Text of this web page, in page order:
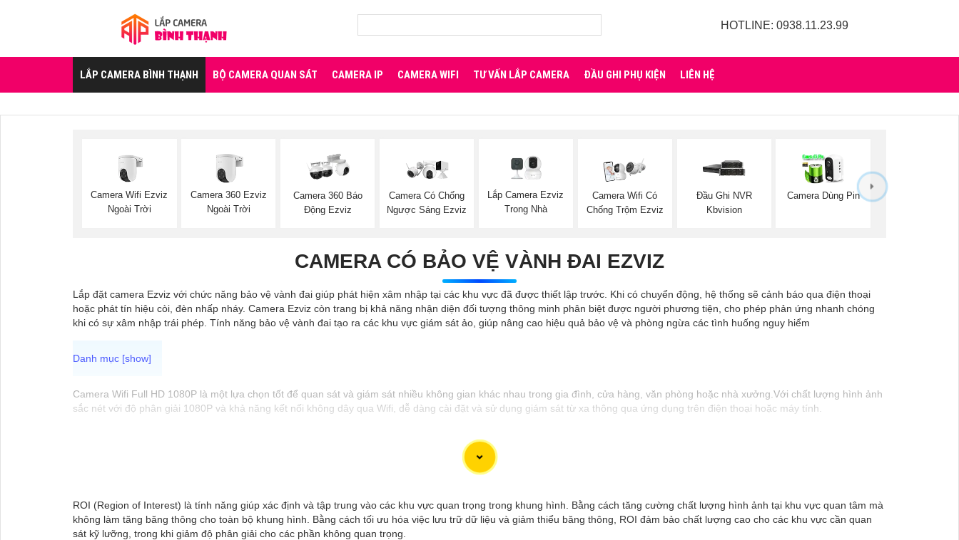
HOTLINE: 0938.11.23.99
LẮP CAMERA BÌNH THẠNH BỘ CAMERA QUAN SÁT CAMERA IP CAMERA WIFI TƯ VẤN LẮP CAMERA ĐẦU GHI PHỤ KIỆN LIÊN HỆ
Camera Wifi Ezviz
Ngoài Trời
Camera 360 Ezviz
Ngoài Trời
Camera 360 Báo
Động Ezviz
Camera Có Chống
Ngược Sáng Ezviz
Lắp Camera Ezviz
Trong Nhà
Camera Wifi Có
Chống Trộm Ezviz
Đầu Ghi NVR
Kbvision
Camera Dùng Pin
CAMERA CÓ BẢO VỆ VÀNH ĐAI EZVIZ
Lắp đặt camera Ezviz với chức năng bảo vệ vành đai giúp phát hiện xâm nhập tại các khu vực đã được thiết lập trước. Khi có chuyển động, hệ thống sẽ cảnh báo qua điện thoại
hoặc phát tín hiệu còi, đèn nhấp nháy. Camera Ezviz còn trang bị khả năng nhận diện đối tượng thông minh phân biệt được người phương tiện, cho phép phản ứng nhanh chóng
khi có sự xâm nhập trái phép. Tính năng bảo vệ vành đai tạo ra các khu vực giám sát ảo, giúp nâng cao hiệu quả bảo vệ và phòng ngừa các tình huống nguy hiểm
Camera Wifi Full HD 1080P là một lựa chọn tốt để quan sát và giám sát nhiều không gian khác nhau trong gia đình, cửa hàng, văn phòng hoặc nhà xưởng.Với chất lượng hình ảnh
sắc nét với độ phân giải 1080P và khả năng kết nối không dây qua Wifi, dễ dàng cài đặt và sử dụng giám sát từ xa thông qua ứng dụng trên điện thoại hoặc máy tính.
ROI (Region of Interest) là tính năng giúp xác định và tập trung vào các khu vực quan trọng trong khung hình. Bằng cách tăng cường chất lượng hình ảnh tại khu vực quan tâm mà
không làm tăng băng thông cho toàn bộ khung hình. Bằng cách tối ưu hóa việc lưu trữ dữ liệu và giảm thiểu băng thông, ROI đảm bảo chất lượng cao cho các khu vực cần quan
sát kỹ lưỡng, trong khi giảm độ phân giải cho các phần không quan trọng.